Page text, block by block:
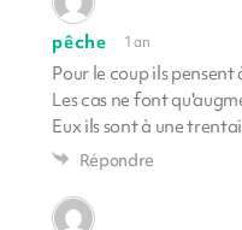
pêche 1 an
Pour le coup ils
Les cas ne font
Eux ils sont à une
Répondre